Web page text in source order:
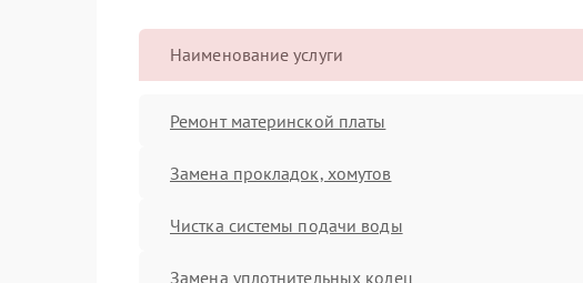
Наименование услуги
Ремонт материнской платы
Замена прокладок, хомутов
Чистка системы подачи воды
Замена уплотнительных колец